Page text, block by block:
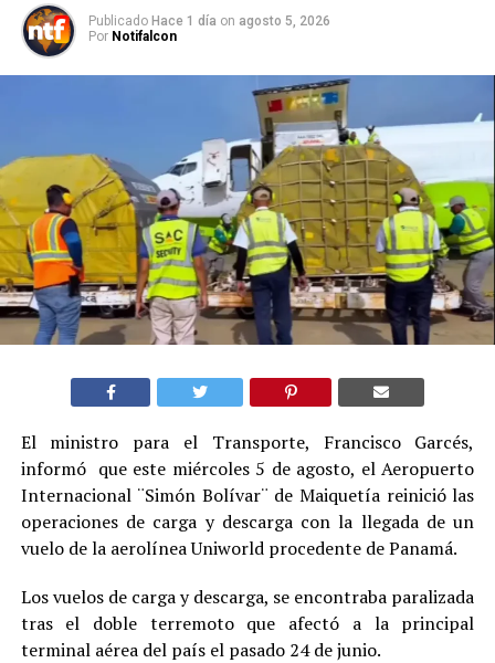
Publicado Hace 1 día on agosto 5, 2026
Por Notifalcon
El ministro para el Transporte, Francisco Garcés,
informó que este miércoles 5 de agosto, el Aeropuerto
Internacional ¨Simón Bolívar¨ de Maiquetía reinició las
operaciones de carga y descarga con la llegada de un
vuelo de la aerolínea Uniworld procedente de Panamá.
Los vuelos de carga y descarga, se encontraba paralizada
tras el doble terremoto que afectó a la principal
terminal aérea del país el pasado 24 de junio.